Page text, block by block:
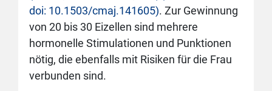
doi: 10.1503/cmaj.141605). Zur Gewinnung
von 20 bis 30 Eizellen sind mehrere
hormonelle Stimulationen und Punktionen
nötig, die ebenfalls mit Risiken für die Frau
verbunden sind.